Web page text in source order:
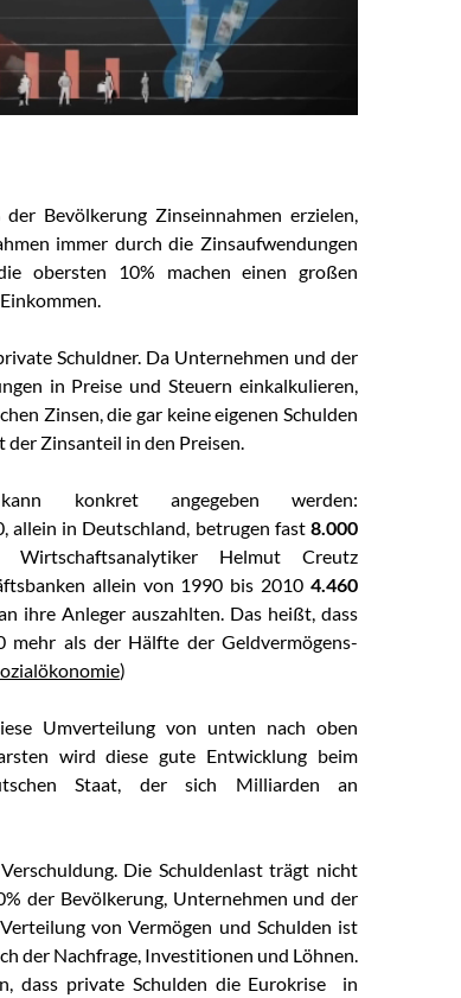
Bevölkerung Zinseinnahmen erzielen,
immer durch die Zinsaufwendungen
obersten 10% machen einen großen
Schuldner. Da Unternehmen und der
in Preise und Steuern einkalkulieren,
Zinsen, die gar keine eigenen Schulden
der Zinsanteil in den Preisen.
konkret angegeben werden:
allein in Deutschland, betrugen fast 8.000
Helmut Creutz
allein von 1990 bis 2010 4.460
ihre Anleger auszahlten. Das heißt, dass
mehr als der Hälfte der Geldvermögens-
)
Umverteilung von unten nach oben
wird diese gute Entwicklung beim
Staat, der sich Milliarden an
Die Schuldenlast trägt nicht
der Bevölkerung, Unternehmen und der
von Vermögen und Schulden ist
der Nachfrage, Investitionen und Löhnen.
dass private Schulden die Eurokrise in